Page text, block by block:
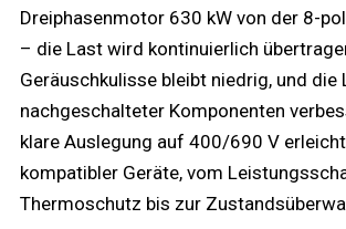
Dreiphasenmotor 630 kW von der 8-
– die Last wird kontinuierlich
Geräuschkulisse bleibt niedrig, und die
nachgeschalteter Komponenten
klare Auslegung auf 400/690 V
kompatibler Geräte, vom
Thermoschutz bis zur